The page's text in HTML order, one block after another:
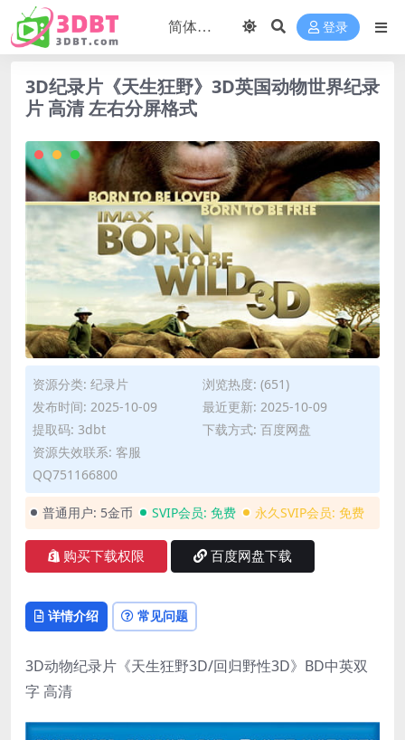
登录
3D纪录片《天生狂野》3D英国动物世界纪录
片 高清 左右分屏格式
资源分类: 纪录片
浏览热度: (651)
发布时间: 2025-10-09
最近更新: 2025-10-09
提取码: 3dbt
下载方式: 百度网盘
资源失效联系: 客服
QQ751166800
普通用户: 5金币 SVIP会员: 免费 永久SVIP会员: 免费
购买下载权限 百度网盘下载
详情介绍 常见问题
3D动物纪录片《天生狂野3D/回归野性3D》BD中英双
字 高清